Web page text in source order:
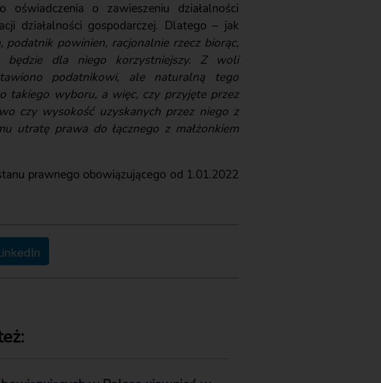
o zawieszeniu działalności
działalności gospodarczej. Dlatego – jak
powinien, racjonalnie rzecz biorąc,
będzie dla niego korzystniejszy. Z woli
podatnikowi, ale naturalną tego
takiego wyboru, a więc, czy przyjęte przez
czy wysokość uzyskanych przez niego z
utratę prawa do łącznego z małżonkiem
prawnego obowiązującego od 1.01.2022